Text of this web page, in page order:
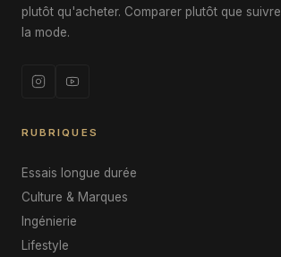
plutôt qu'acheter. Comparer plutôt que suivre
la mode.
RUBRIQUES
Essais longue durée
Culture & Marques
Ingénierie
Lifestyle